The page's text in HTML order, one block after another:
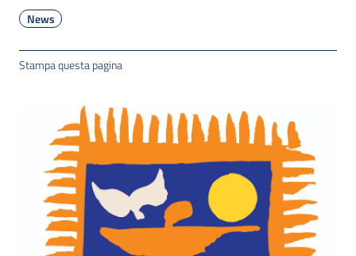
News
Stampa questa pagina